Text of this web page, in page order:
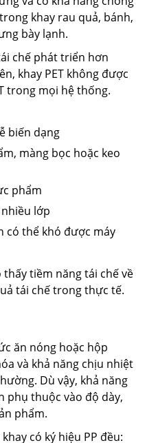
khay rau quả, bánh,
bày lạnh.
chế phát triển hơn
khay PET không được
trong mọi hệ thống.
biến dạng
màng bọc hoặc keo
phẩm
lớp
có thể khó được máy
thấy tiềm năng tái chế về
tái chế trong thực tế.
ăn nóng hoặc hộp
và khả năng chịu nhiệt
Dù vậy, khả năng
phụ thuộc vào độ dày,
phẩm.
có ký hiệu PP đều: